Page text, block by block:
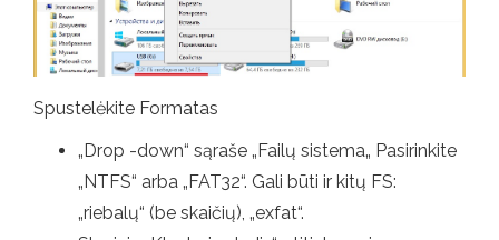
Spustelėkite Formatas
„Drop -down“ sąraše „Failų sistema„ Pasirinkite
„NTFS“ arba „FAT32“. Gali būti ir kitų FS:
„riebalų“ (be skaičių), „exfat“.